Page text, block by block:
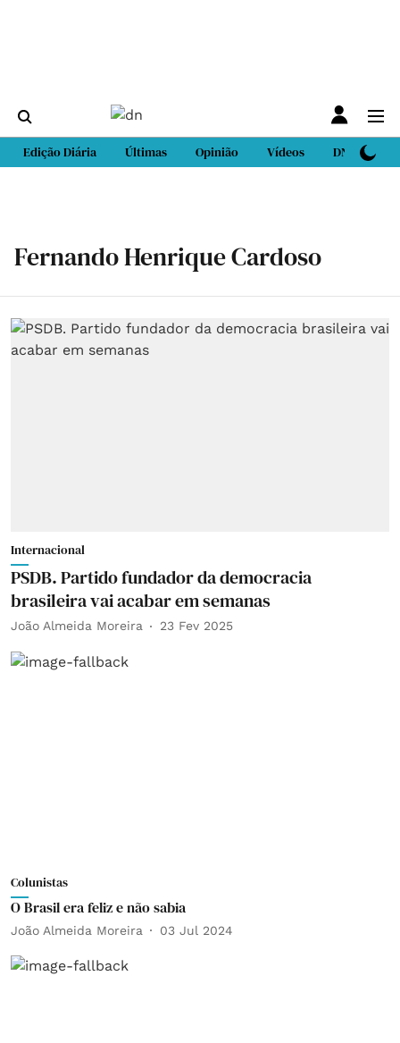
Edição Diária Últimas Opinião Vídeos DN Sport
Fernando Henrique Cardoso
Internacional
PSDB. Partido fundador da democracia
brasileira vai acabar em semanas
João Almeida Moreira 23 Fev 2025
Colunistas
O Brasil era feliz e não sabia
João Almeida Moreira 03 Jul 2024